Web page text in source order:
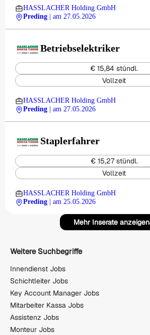
HASSLACHER Holding GmbH
Preding
| am 27.05.2026
Betriebselektriker
€ 15,84 stündl.
Vollzeit
HASSLACHER Holding GmbH
Preding
| am 27.05.2026
Staplerfahrer
€ 15,27 stündl.
Vollzeit
HASSLACHER Holding GmbH
Preding
| am 25.05.2026
Mehr Inserate anzeigen
Weitere Suchbegriffe
Innendienst Jobs
Schichtleiter Jobs
Key Account Manager Jobs
Mitarbeiter Kassa Jobs
Assistenz Jobs
Monteur Jobs